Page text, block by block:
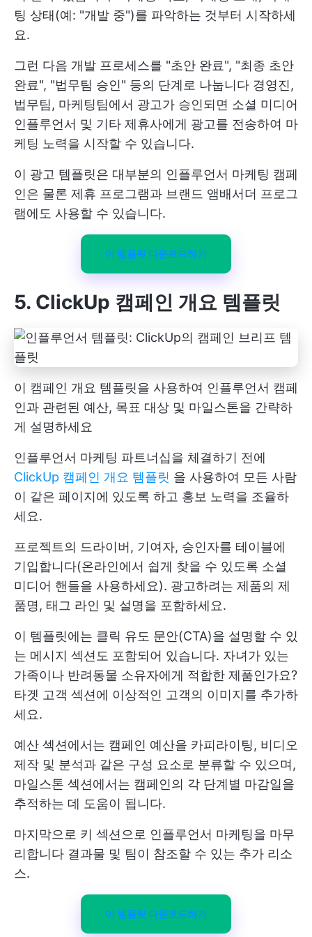
팅 상태(예: "개발 중")를 파악하는 것부터 시작하세
요.
그런 다음 개발 프로세스를 "초안 완료", "최종 초안
완료", "법무팀 승인" 등의 단계로 나눕니다 경영진,
법무팀, 마케팅팀에서 광고가 승인되면 소셜 미디어
인플루언서 및 기타 제휴사에게 광고를 전송하여 마
케팅 노력을 시작할 수 있습니다.
이 광고 템플릿은 대부분의 인플루언서 마케팅 캠페
인은 물론 제휴 프로그램과 브랜드 앰배서더 프로그
램에도 사용할 수 있습니다.
이 템플릿 다운로드하기
5. ClickUp 캠페인 개요 템플릿
이 캠페인 개요 템플릿을 사용하여 인플루언서 캠페
인과 관련된 예산, 목표 대상 및 마일스톤을 간략하
게 설명하세요
인플루언서 마케팅 파트너십을 체결하기 전에
ClickUp 캠페인 개요 템플릿 을 사용하여 모든 사람
이 같은 페이지에 있도록 하고 홍보 노력을 조율하
세요.
프로젝트의 드라이버, 기여자, 승인자를 테이블에
기입합니다(온라인에서 쉽게 찾을 수 있도록 소셜
미디어 핸들을 사용하세요). 광고하려는 제품의 제
품명, 태그 라인 및 설명을 포함하세요.
이 템플릿에는 클릭 유도 문안(CTA)을 설명할 수 있
는 메시지 섹션도 포함되어 있습니다. 자녀가 있는
가족이나 반려동물 소유자에게 적합한 제품인가요?
타겟 고객 섹션에 이상적인 고객의 이미지를 추가하
세요.
예산 섹션에서는 캠페인 예산을 카피라이팅, 비디오
제작 및 분석과 같은 구성 요소로 분류할 수 있으며,
마일스톤 섹션에서는 캠페인의 각 단계별 마감일을
추적하는 데 도움이 됩니다.
마지막으로 키 섹션으로 인플루언서 마케팅을 마무
리합니다 결과물 및 팀이 참조할 수 있는 추가 리소
스.
이 템플릿 다운로드하기